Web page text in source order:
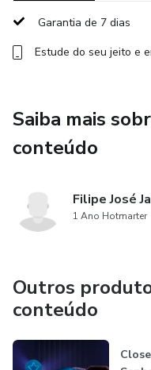
mais barata;
- Análise dos seus
- 2 calls mensais
- Reserva de
- Acompanhamento e
compras e
Garantia de 7 dias
Estude do seu jeito e
Saiba mais
conteúdo
Filipe José
1 Ano Hotmarter
Outros
conteúdo